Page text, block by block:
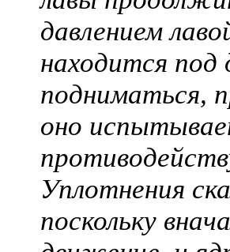
давлением
находится под
подниматься,
оно
Уплотнения
поскольку